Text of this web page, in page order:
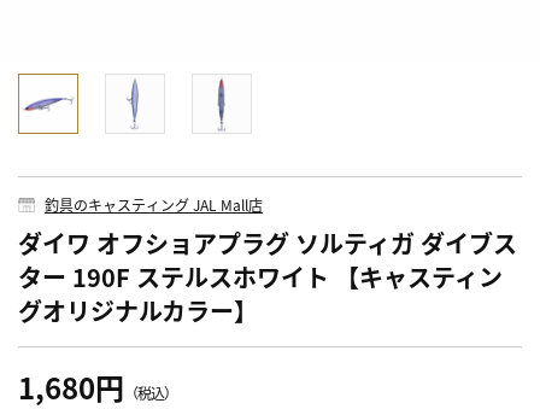
釣具のキャスティング JAL Mall店
ダイワ オフショアプラグ ソルティガ ダイブス
ター 190F ステルスホワイト 【キャスティン
グオリジナルカラー】
1,680円 （税込）